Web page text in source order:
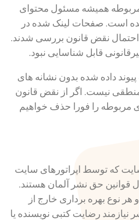
مربوطه همیشه مسئول محتوای
است. صفحات لینک شده در
نقض قانون بررسی شدند.
قابل شناسایی نبود.
داده شده بدون نشانه های
نیست. اگر از نقض قانون
مربوطه را فورا حذف خواهیم
که توسط اپراتورهای سایت
قوانین حق نشر آلمان هستند.
هر نوع بهره برداری خارج از
رضایت کتبی نویسنده یا